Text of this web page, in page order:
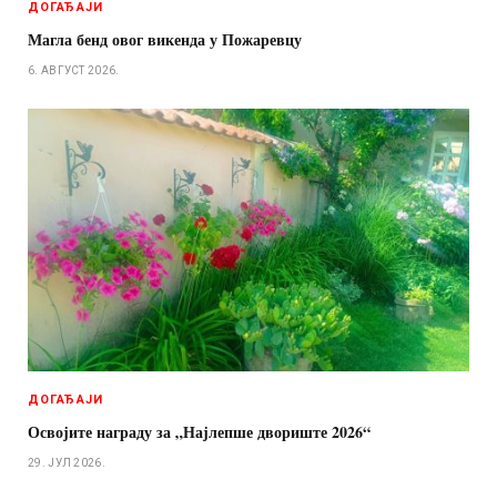
ДОГАЂАЈИ
Магла бенд овог викенда у Пожаревцу
6. АВГУСТ 2026.
ДОГАЂАЈИ
Освојите награду за „Најлепше двориште 2026“
29. ЈУЛ 2026.